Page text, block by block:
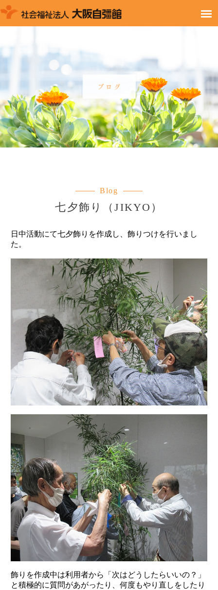
Blog
七夕飾り（JIKYO）
日中活動にて七夕飾りを作成し、飾りつけを行いまし
た。
飾りを作成中は利用者から「次はどうしたらいいの？」
と積極的に質問があがったり、何度もやり直しをしたり